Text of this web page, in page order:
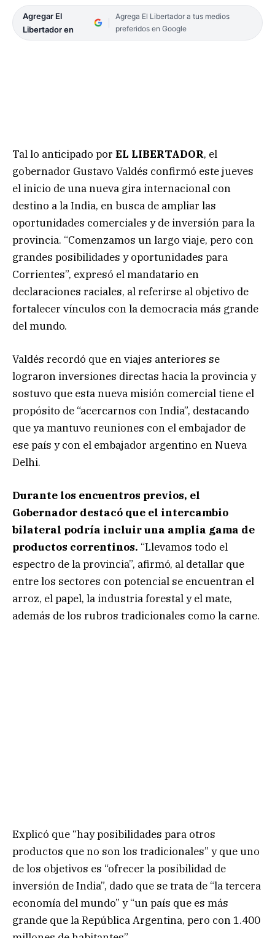
Agregar El
Libertador en
Agrega El Libertador a tus medios
preferidos en Google
Tal lo anticipado por EL LIBERTADOR, el
gobernador Gustavo Valdés confirmó este jueves
el inicio de una nueva gira internacional con
destino a la India, en busca de ampliar las
oportunidades comerciales y de inversión para la
provincia. “Comenzamos un largo viaje, pero con
grandes posibilidades y oportunidades para
Corrientes”, expresó el mandatario en
declaraciones raciales, al referirse al objetivo de
fortalecer vínculos con la democracia más grande
del mundo.
Valdés recordó que en viajes anteriores se
lograron inversiones directas hacia la provincia y
sostuvo que esta nueva misión comercial tiene el
propósito de “acercarnos con India”, destacando
que ya mantuvo reuniones con el embajador de
ese país y con el embajador argentino en Nueva
Delhi.
Durante los encuentros previos, el
Gobernador destacó que el intercambio
bilateral podría incluir una amplia gama de
productos correntinos. “Llevamos todo el
espectro de la provincia”, afirmó, al detallar que
entre los sectores con potencial se encuentran el
arroz, el papel, la industria forestal y el mate,
además de los rubros tradicionales como la carne.
Explicó que “hay posibilidades para otros
productos que no son los tradicionales” y que uno
de los objetivos es “ofrecer la posibilidad de
inversión de India”, dado que se trata de “la tercera
economía del mundo” y “un país que es más
grande que la República Argentina, pero con 1.400